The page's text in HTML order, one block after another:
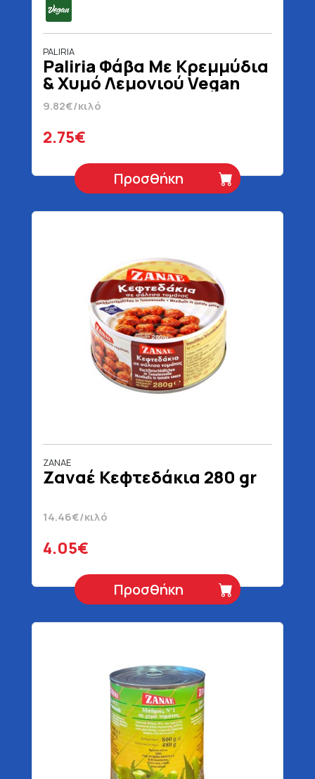
PALIRIA
Paliria Φάβα Με Κρεμμύδια
& Χυμό Λεμονιού Vegan
280 gr
9.82€/κιλό
2.75€
Προσθήκη
ZANAE
Ζαναέ Κεφτεδάκια 280 gr
14.46€/κιλό
4.05€
Προσθήκη